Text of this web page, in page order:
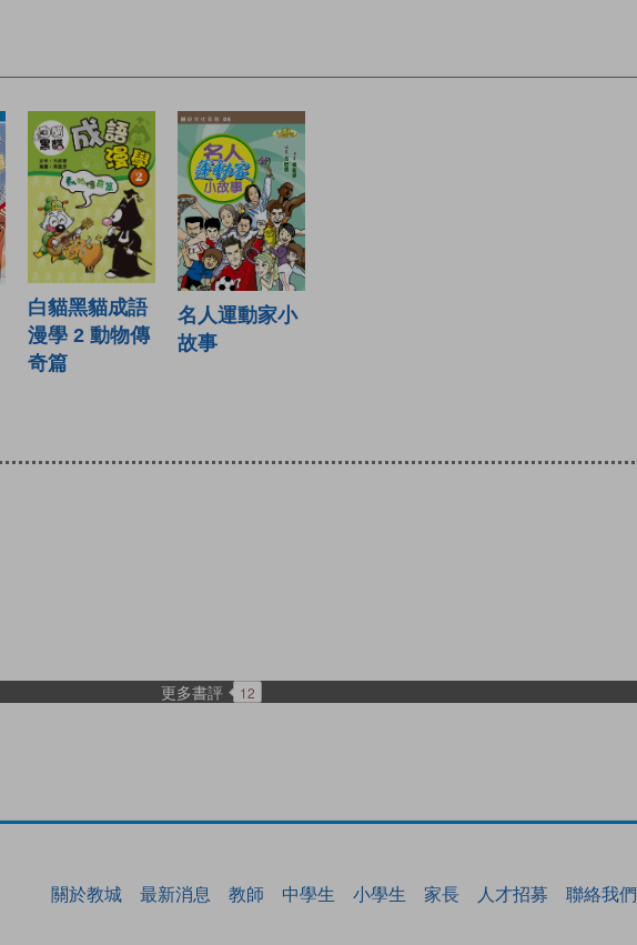
白貓黑貓成語
漫學 2 動物傳
奇篇
名人運動家小
故事
更多書評 12
關於教城 最新消息 教師 中學生 小學生 家長 人才招募 聯絡我們